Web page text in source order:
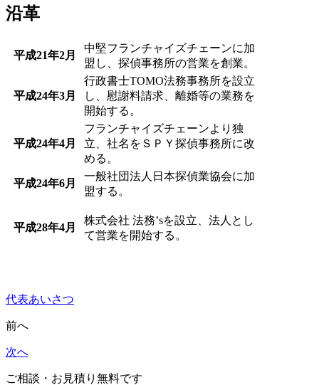
沿革
平成21年2月
中堅フランチャイズチェーンに加
盟し、探偵事務所の営業を創業。
平成24年3月
行政書士TOMO法務事務所を設立
し、慰謝料請求、離婚等の業務を
開始する。
平成24年4月
フランチャイズチェーンより独
立、社名をＳＰＹ探偵事務所に改
める。
平成24年6月
一般社団法人日本探偵業協会に加
盟する。
平成28年4月
株式会社 法務’sを設立、法人とし
て営業を開始する。
代表あいさつ
前へ
次へ
ご相談・お見積り 無料です